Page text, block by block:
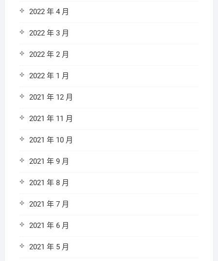
2022 年 4 月
2022 年 3 月
2022 年 2 月
2022 年 1 月
2021 年 12 月
2021 年 11 月
2021 年 10 月
2021 年 9 月
2021 年 8 月
2021 年 7 月
2021 年 6 月
2021 年 5 月